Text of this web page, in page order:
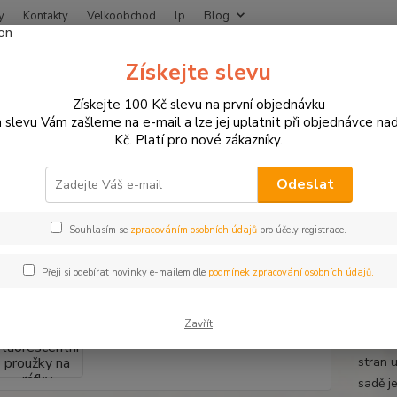
Kontakty Velkoobchod lp Blog
Hledat
Motodoplňky a příslušenství Proužky na ráfky Fluorescentní proužky
proužky na ráfky
a velikosti ráfku
jsou
stran
sadě
Získejte slevu
Získejte 100 Kč slevu na první objednávku
slevu Vám zašleme na e-mail a lze jej uplatnit při objednávce
Kč. Platí pro nové zákazníky.
Odeslat
Souhlasím se zpracováním osobních údajů pro účely registrace.
Přeji si odebírat novinky e-mailem dle podmínek zpracování osobních údajů.
Zavřít